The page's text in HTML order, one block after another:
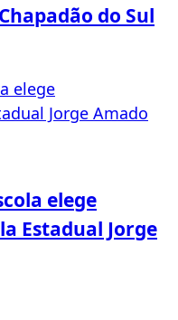
do Sul
elege
Estadual Jorge